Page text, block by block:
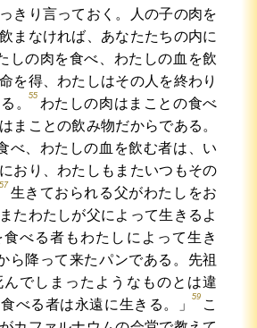
きり言っておく。人の子の肉を
まなければ、あなたたちの内に
しの肉を食べ、わたしの血を飲
を得、わたしはその人を終わり
。
55
わたしの肉はまことの食べ
まことの飲み物だからである。
べ、わたしの血を飲む者は、い
おり、わたしもまたいつもその
57
生きておられる父がわたしをお
たわたしが父によって生きるよ
食べる者もわたしによって生き
ら降って来たパンである。先祖
でしまったようなものとは違
べる者は永遠に生きる。」
59
こ